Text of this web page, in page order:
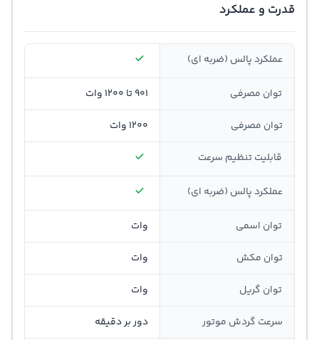
قدرت و عملکرد
عملکرد پالس (ضربه ای)
توان مصرفی 901 تا 1200 وات
توان مصرفی 1200 وات
قابلیت تنظيم سرعت
عملکرد پالس (ضربه ای)
توان اسمی وات
توان مکش وات
توان گريل وات
سرعت گردش موتور دور بر دقیقه